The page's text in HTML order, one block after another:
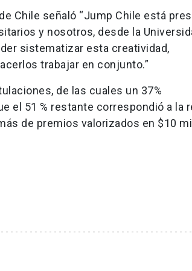
Chile señaló “Jump Chile está
y nosotros, desde la
sistematizar esta creatividad,
trabajar en conjunto.”
de las cuales un 37%
el 51 % restante correspondió a la
de premios valorizados en $10